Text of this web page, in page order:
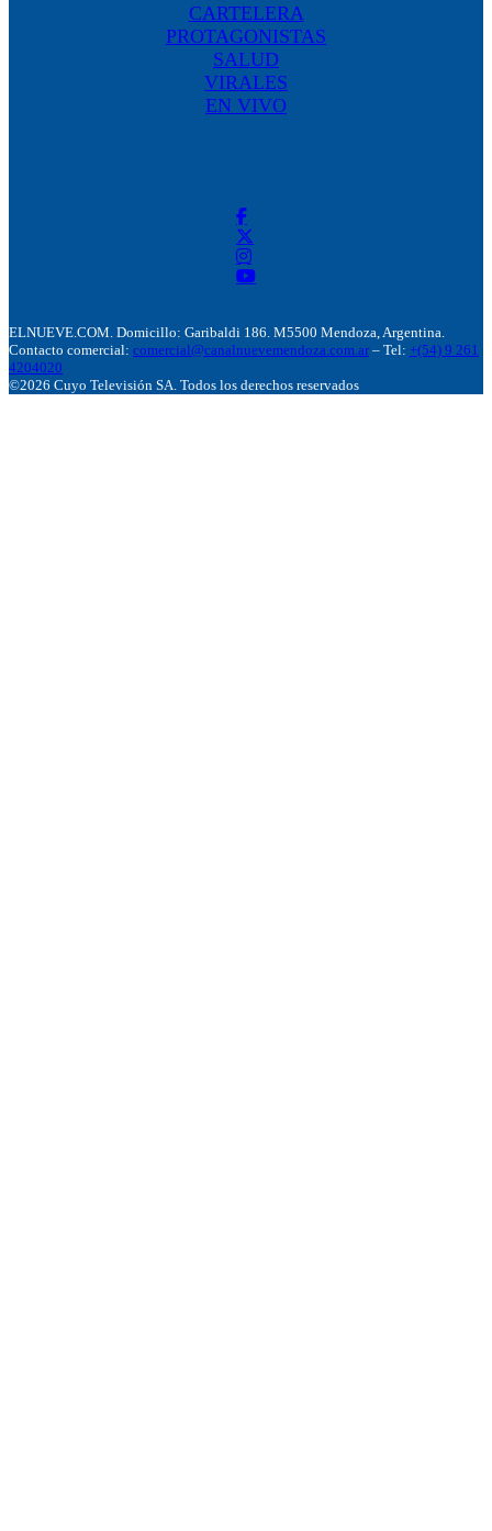
CARTELERA
PROTAGONISTAS
SALUD
VIRALES
EN VIVO
ELNUEVE.COM. Domicillo: Garibaldi 186. M5500 Mendoza, Argentina.
Contacto comercial: comercial@canalnuevemendoza.com.ar – Tel: +(54) 9 261
4204020
©2026 Cuyo Televisión SA. Todos los derechos reservados